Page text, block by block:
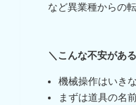
など異業種からの
＼こんな不安があ
機械操作はいき
まずは道具の名